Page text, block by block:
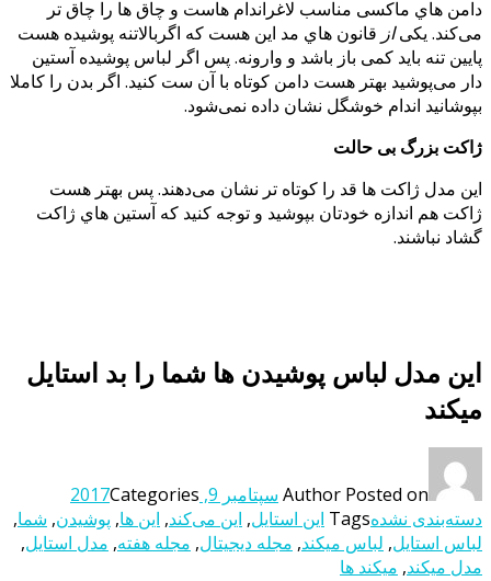
دامن هاي ماکسی مناسب لاغراندام هاست و چاق ها را چاق تر
می‌کند. یکیاز قانون هاي مد این هست که اگربالاتنه پوشیده هست
پایین تنه باید کمی باز باشد و وارونه. پس اگر لباس پوشیده آستین
دار می‌پوشید بهتر هست دامن کوتاه با آن ست کنید. اگر بدن را کاملا
بپوشانید اندام خوشگل نشان داده نمی‌شود.
ژاکت بزرگ بی حالت
این مدل ژاکت ها قد را کوتاه تر نشان می‌دهند. پس بهتر هست
ژاکت هم اندازه خودتان بپوشید و توجه کنید که آستین هاي ژاکت
گشاد نباشند.
این مدل لباس پوشیدن ها شما را بد استایل
میکند
Author Posted on سپتامبر 9, 2017
Categories
دسته‌بندی نشدهTags این استایل, این می‌کند, این ها, پوشیدن, شما,
لباس استایل, لباس میکند, مجله دیجیتال, مجله هفته, مدل استایل,
مدل میکند, میکند ها